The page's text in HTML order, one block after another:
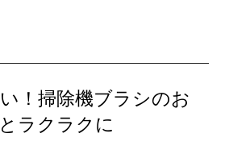
！掃除機ブラシのお
ラクラクに